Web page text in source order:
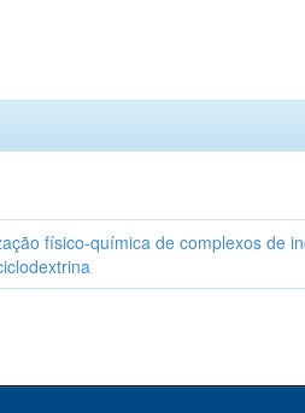
físico-química de complexos de